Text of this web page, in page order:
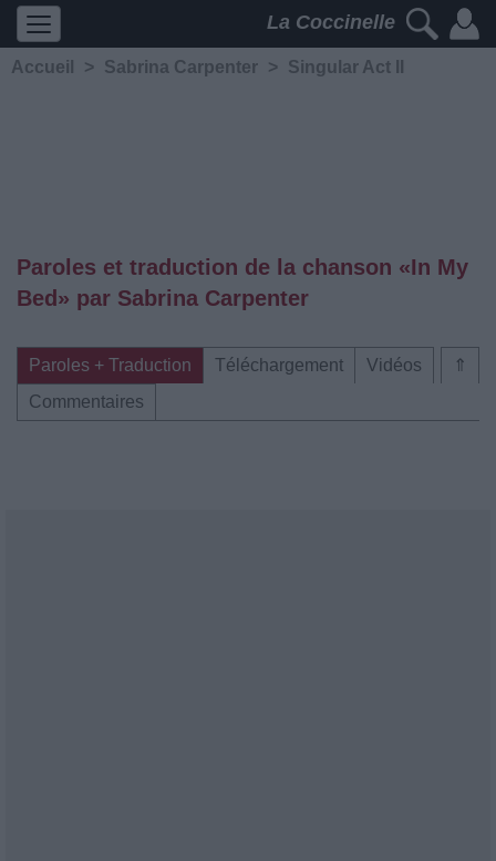
La Coccinelle
Accueil > Sabrina Carpenter > Singular Act II
Paroles et traduction de la chanson «In My
Bed» par Sabrina Carpenter
⇑
Paroles + Traduction Téléchargement
Vidéos
Commentaires